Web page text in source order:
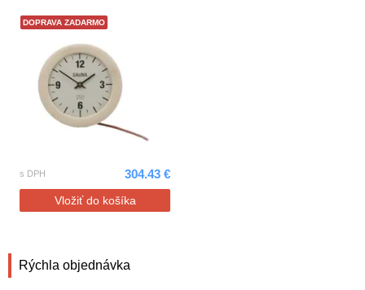
Rýchla objednávka
DOPRAVA ZADARMO
s DPH 304.43 €
Vložiť do košíka